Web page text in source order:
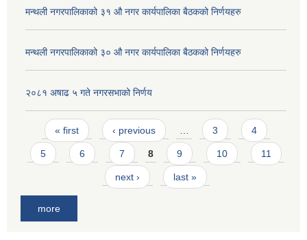
मन्थली नगरपालिकाको ३१ औ नगर कार्यपालिका बैठकको निर्णयहरु
मन्थली नगरपालिकाको ३० औ नगर कार्यपालिका बैठकको निर्णयहरु
२०८१ अषाढ ५ गते नगरसभाको निर्णय
Pages
« first ‹ previous 3 4
5 6 7 8 9 10 11
next › last »
more